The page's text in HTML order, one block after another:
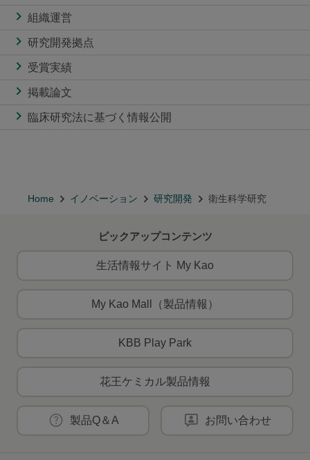
組織運営
研究開発拠点
受賞実績
掲載論文
臨床研究法に基づく情報公開
Home イノベーション 研究開発 衛生科学研究
ピックアップコンテンツ
生活情報サイト My Kao
My Kao Mall（製品情報）
KBB Play Park
花王ケミカル製品情報
製品Q＆A お問い合わせ